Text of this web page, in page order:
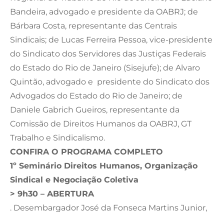
Bandeira, advogado e presidente da OABRJ; de
Bárbara Costa, representante das Centrais
Sindicais; de Lucas Ferreira Pessoa, vice-presidente
do Sindicato dos Servidores das Justiças Federais
do Estado do Rio de Janeiro (Sisejufe); de Alvaro
Quintão, advogado e presidente do Sindicato dos
Advogados do Estado do Rio de Janeiro; de
Daniele Gabrich Gueiros, representante da
Comissão de Direitos Humanos da OABRJ, GT
Trabalho e Sindicalismo.
CONFIRA O PROGRAMA COMPLETO
1º Seminário Direitos Humanos, Organização
Sindical e Negociação Coletiva
> 9h30 – ABERTURA
. Desembargador José da Fonseca Martins Junior,